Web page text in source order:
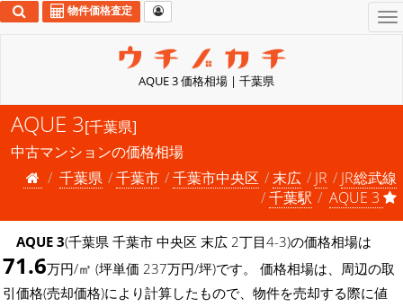
AQUE 3 価格相場 | 千葉県
物件価格査定
AQUE 3[千葉県]
中古マンションの価格相場
千葉県
千葉市 千葉市中央区 末広 JR
JR総武線
千葉駅
AQUE 3
AQUE 3(千葉県 千葉市 中央区 末広 2丁目4-3)の価格相場は
71.6万円/㎡ (坪単価 237万円/坪)です。 価格相場は、周辺の取
引価格(売却価格)により計算したもので、物件を売却する際に値